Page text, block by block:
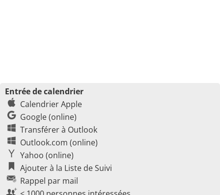
Entrée de calendrier
Calendrier Apple
Google (online)
Transférer à Outlook
Outlook.com (online)
Yahoo (online)
Ajouter à la Liste de Suivi
Rappel par mail